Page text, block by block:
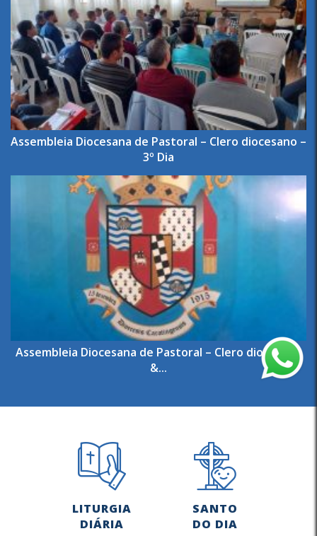
Assembleia Diocesana de Pastoral – Clero diocesano –
3º Dia
Assembleia Diocesana de Pastoral – Clero diocesano
&...
LITURGIA
DIÁRIA
SANTO
DO DIA